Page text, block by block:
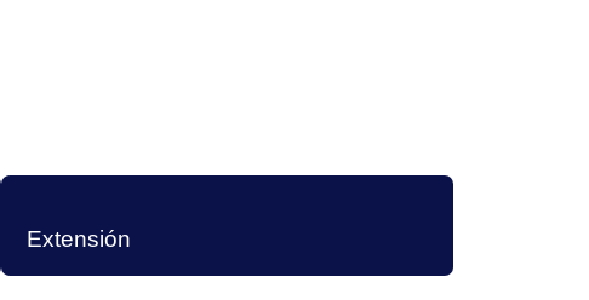
Extensión